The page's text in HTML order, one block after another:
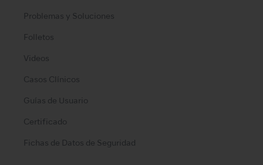
Problemas y Soluciones
Folletos
Videos
Casos Clínicos
Guías de Usuario
Certificado
Fichas de Datos de Seguridad